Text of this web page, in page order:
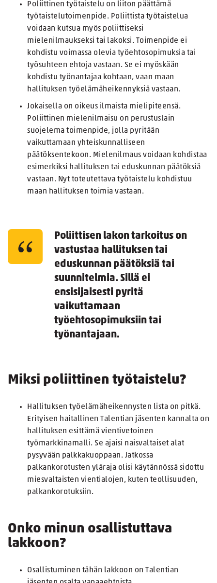
Poliittinen työtaistelu on liiton päättämä
työtaistelutoimenpide. Poliittista työtaistelua
voidaan kutsua myös poliittiseksi
mielenilmaukseksi tai lakoksi. Toimenpide ei
kohdistu voimassa olevia työehtosopimuksia tai
työsuhteen ehtoja vastaan. Se ei myöskään
kohdistu työnantajaa kohtaan, vaan maan
hallituksen työelämäheikennyksiä vastaan.
Jokaisella on oikeus ilmaista mielipiteensä.
Poliittinen mielenilmaisu on perustuslain
suojelema toimenpide, jolla pyritään
vaikuttamaan yhteiskunnalliseen
päätöksentekoon. Mielenilmaus voidaan kohdistaa
esimerkiksi hallituksen tai eduskunnan päätöksiä
vastaan. Nyt toteutettava työtaistelu kohdistuu
maan hallituksen toimia vastaan.
Poliittisen lakon tarkoitus on
vastustaa hallituksen tai
eduskunnan päätöksiä tai
suunnitelmia. Sillä ei
ensisijaisesti pyritä
vaikuttamaan
työehtosopimuksiin tai
työnantajaan.
Miksi poliittinen työtaistelu?
Hallituksen työelämäheikennysten lista on pitkä.
Erityisen haitallinen Talentian jäsenten kannalta on
hallituksen esittämä vientivetoinen
työmarkkinamalli. Se ajaisi naisvaltaiset alat
pysyvään palkkakuoppaan. Jatkossa
palkankorotusten yläraja olisi käytännössä sidottu
miesvaltaisten vientialojen, kuten teollisuuden,
palkankorotuksiin.
Onko minun osallistuttava
lakkoon?
Osallistuminen tähän lakkoon on Talentian